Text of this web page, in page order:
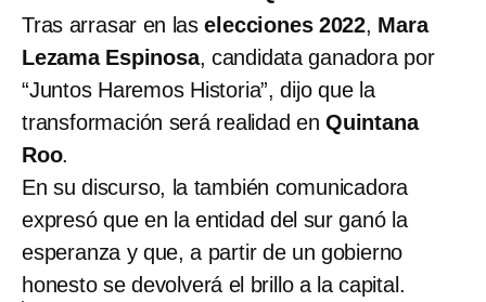
Tras arrasar en laselecciones 2022, Mara
Lezama Espinosa, candidata ganadora por
“Juntos Haremos Historia”, dijo que la
transformación será realidad en Quintana
Roo.
En su discurso, la también comunicadora
expresó que en la entidad del sur ganó la
esperanza y que, a partir de un gobierno
honesto se devolverá el brillo a la capital.